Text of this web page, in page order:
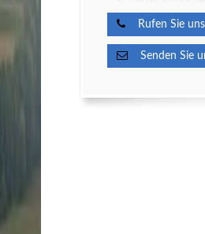
Rufen Sie
Senden Sie